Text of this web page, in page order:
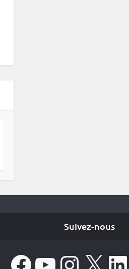
Suivez-nous
FacebookYouTube Instagram
X LinkedIn